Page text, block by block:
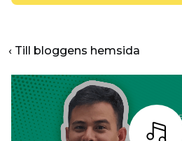
‹ Till bloggens hemsida